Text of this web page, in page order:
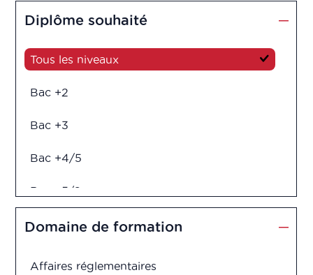
Diplôme souhaité
Tous les niveaux
Bac +2
Bac +3
Bac +4/5
Bac +5/6
Diplôme d'ingénieur
Domaine de formation
Affaires réglementaires